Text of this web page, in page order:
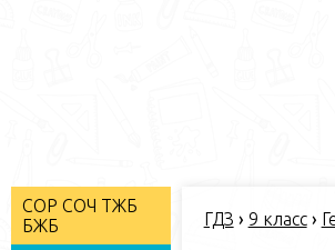
СОР СОЧ ТЖБ
БЖБ
ГДЗ › 9 класс›